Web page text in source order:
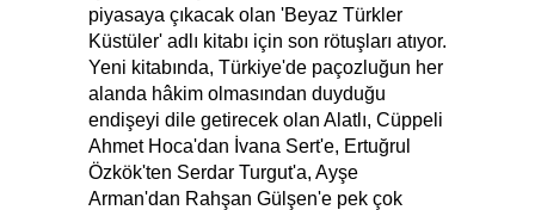
piyasaya çıkacak olan 'Beyaz Türkler
Küstüler' adlı kitabı için son rötuşları atıyor.
Yeni kitabında, Türkiye'de paçozluğun her
alanda hâkim olmasından duyduğu
endişeyi dile getirecek olan Alatlı, Cüppeli
Ahmet Hoca'dan İvana Sert'e, Ertuğrul
Özkök'ten Serdar Turgut'a, Ayşe
Arman'dan Rahşan Gülşen'e pek çok